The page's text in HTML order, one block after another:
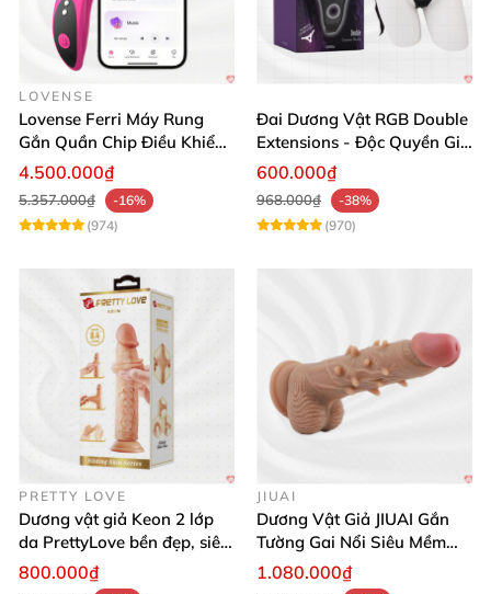
LOVENSE
Lovense Ferri Máy Rung
Gắn Quần Chip Điều Khiển
App Tăng Hưng Phấn
4.500.000₫
5.357.000₫
-16%
(974)
Đai Dương Vật RGB Double
Extensions - Độc Quyền Giá
Sốc
600.000₫
968.000₫
-38%
(970)
PRETTY LOVE
Dương vật giả Keon 2 lớp
da PrettyLove bền đẹp, siêu
mềm mại
800.000₫
JIUAI
Dương Vật Giả JIUAI Gắn
Tường Gai Nổi Siêu Mềm
Thoải Mái Mua Ngay
1.080.000₫